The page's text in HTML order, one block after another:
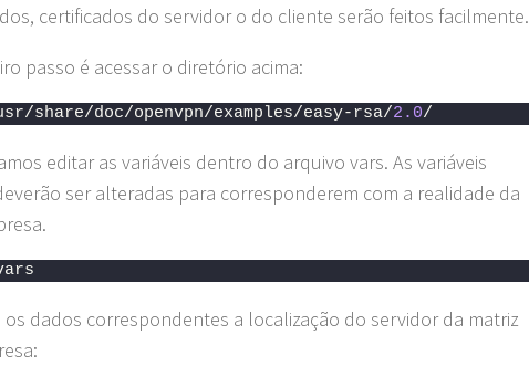
certificados do servidor o do cliente serão feitos facilmente.
passo é acessar o diretório acima:
share/doc/openvpn/examples/easy-rsa/2.0/
editar as variáveis dentro do arquivo vars. As variáveis
ser alteradas para corresponderem com a realidade da
dados correspondentes a localização do servidor da matriz